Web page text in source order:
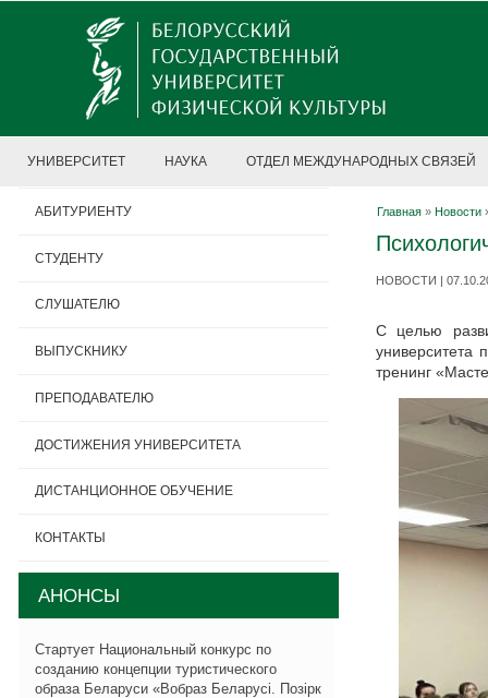
УНИВЕРСИТЕТ НАУКА ОТДЕЛ МЕЖДУНАРОДНЫХ СВЯЗЕЙ
Главная » Новости
НОВОСТИ |
С целью
университета
тренинг
АБИТУРИЕНТУ
СТУДЕНТУ
СЛУШАТЕЛЮ
ВЫПУСКНИКУ
ПРЕПОДАВАТЕЛЮ
ДОСТИЖЕНИЯ УНИВЕРСИТЕТА
ДИСТАНЦИОННОЕ ОБУЧЕНИЕ
КОНТАКТЫ
АНОНСЫ
Стартует Национальный конкурс по
созданию концепции туристического
образа Беларуси «Вобраз Беларусi. Позiрк